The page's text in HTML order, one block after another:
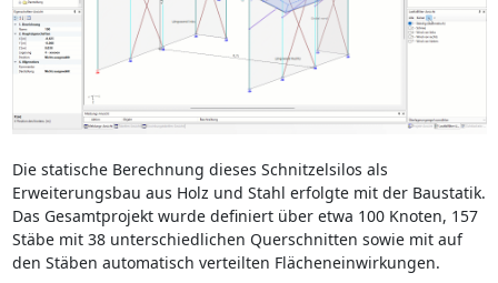
Die statische Berechnung dieses Schnitzelsilos als
Erweiterungsbau aus Holz und Stahl erfolgte mit der Baustatik.
Das Gesamtprojekt wurde definiert über etwa 100 Knoten, 157
Stäbe mit 38 unterschiedlichen Querschnitten sowie mit auf
den Stäben automatisch verteilten Flächeneinwirkungen.